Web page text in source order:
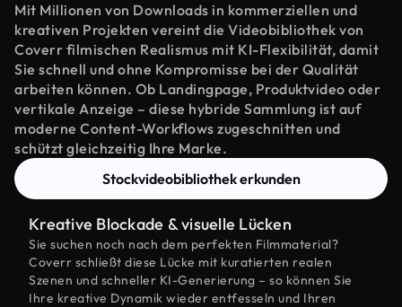
Mit Millionen von Downloads in kommerziellen und
kreativen Projekten vereint die Videobibliothek von
Coverr filmischen Realismus mit KI-Flexibilität, damit
Sie schnell und ohne Kompromisse bei der Qualität
arbeiten können. Ob Landingpage, Produktvideo oder
vertikale Anzeige – diese hybride Sammlung ist auf
moderne Content-Workflows zugeschnitten und
schützt gleichzeitig Ihre Marke.
Stockvideobibliothek erkunden
Kreative Blockade & visuelle Lücken
Sie suchen noch nach dem perfekten Filmmaterial?
Coverr schließt diese Lücke mit kuratierten realen
Szenen und schneller KI-Generierung – so können Sie
Ihre kreative Dynamik wieder entfesseln und Ihren